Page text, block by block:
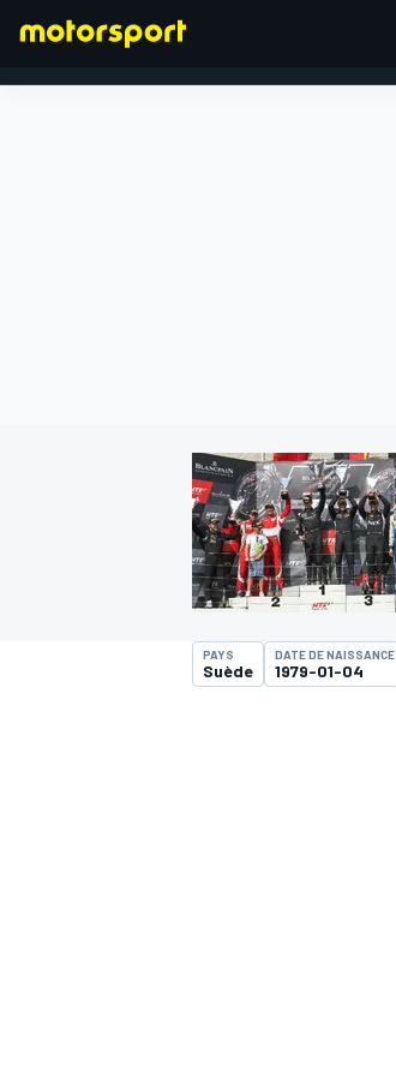
PAYS
Suède
DATE DE NAISSANCE
1979-01-04